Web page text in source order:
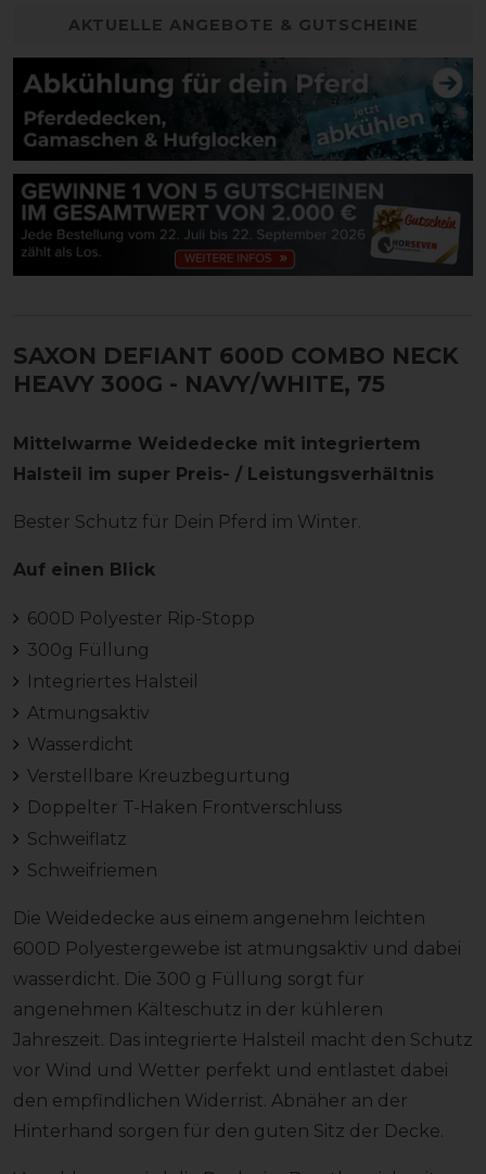
AKTUELLE ANGEBOTE & GUTSCHEINE
SAXON DEFIANT 600D COMBO NECK
HEAVY 300G - NAVY/WHITE, 75
Mittelwarme Weidedecke mit integriertem
Halsteil im super Preis- / Leistungsverhältnis
Bester Schutz für Dein Pferd im Winter.
Auf einen Blick
600D Polyester Rip-Stopp
300g Füllung
Integriertes Halsteil
Atmungsaktiv
Wasserdicht
Verstellbare Kreuzbegurtung
Doppelter T-Haken Frontverschluss
Schweiflatz
Schweifriemen
Die Weidedecke aus einem angenehm leichten
600D Polyestergewebe ist atmungsaktiv und dabei
wasserdicht. Die 300 g Füllung sorgt für
angenehmen Kälteschutz in der kühleren
Jahreszeit. Das integrierte Halsteil macht den Schutz
vor Wind und Wetter perfekt und entlastet dabei
den empfindlichen Widerrist. Abnäher an der
Hinterhand sorgen für den guten Sitz der Decke.